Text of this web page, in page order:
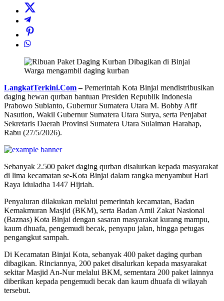
Warga mengambil daging kurban
LangkatTerkini.Com–Pemerintah Kota Binjai mendistribusikan
daging hewan qurban bantuan Presiden Republik Indonesia
Prabowo Subianto, Gubernur Sumatera Utara M. Bobby Afif
Nasution, Wakil Gubernur Sumatera Utara Surya, serta Penjabat
Sekretaris Daerah Provinsi Sumatera Utara Sulaiman Harahap,
Rabu (27/5/2026).
Sebanyak 2.500 paket daging qurban disalurkan kepada masyarakat
di lima kecamatan se-Kota Binjai dalam rangka menyambut Hari
Raya Iduladha 1447 Hijriah.
Penyaluran dilakukan melalui pemerintah kecamatan, Badan
Kemakmuran Masjid (BKM), serta Badan Amil Zakat Nasional
(Baznas) Kota Binjai dengan sasaran masyarakat kurang mampu,
kaum dhuafa, pengemudi becak, penyapu jalan, hingga petugas
pengangkut sampah.
Di Kecamatan Binjai Kota, sebanyak 400 paket daging qurban
dibagikan. Rinciannya, 200 paket disalurkan kepada masyarakat
sekitar Masjid An-Nur melalui BKM, sementara 200 paket lainnya
diberikan kepada pengemudi becak dan kaum dhuafa di wilayah
tersebut.